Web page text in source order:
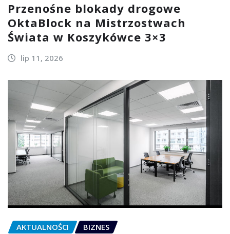
Przenośne blokady drogowe
OktaBlock na Mistrzostwach
Świata w Koszykówce 3×3
lip 11, 2026
AKTUALNOŚCI BIZNES